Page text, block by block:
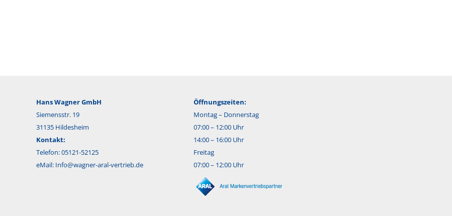
Hans Wagner GmbH
Siemensstr. 19
31135 Hildesheim
Kontakt:
Telefon: 05121-52125
eMail: Info@wagner-aral-vertrieb.de
Öffnungszeiten:
Montag – Donnerstag
07:00 – 12:00 Uhr
14:00 – 16:00 Uhr
Freitag
07:00 – 12:00 Uhr